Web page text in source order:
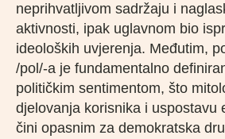
neprihvatljivom sadržaju i
aktivnosti, ipak uglavnom bio
ideoloških uvjerenja. Međutim,
/pol/-a je fundamentalno
političkim sentimentom, što
djelovanja korisnika i uspostavu
čini opasnim za demokratska